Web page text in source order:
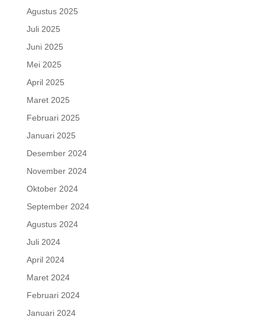
Agustus 2025
Juli 2025
Juni 2025
Mei 2025
April 2025
Maret 2025
Februari 2025
Januari 2025
Desember 2024
November 2024
Oktober 2024
September 2024
Agustus 2024
Juli 2024
April 2024
Maret 2024
Februari 2024
Januari 2024